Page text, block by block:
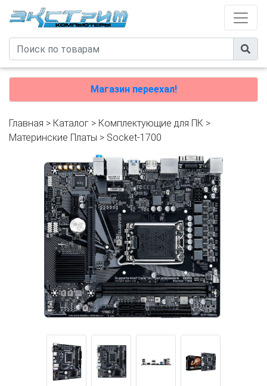
Магазин переехал!
Главная > Каталог > Комплектующие для ПК >
Материнские Платы > Socket-1700